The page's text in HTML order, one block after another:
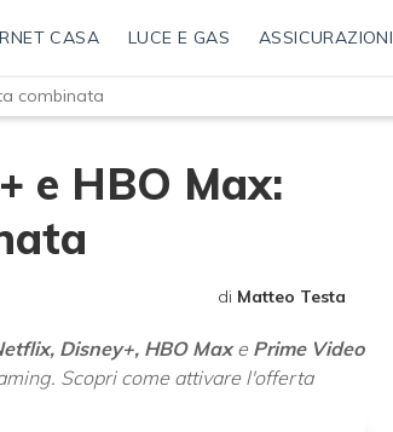
CASA LUCE E GAS ASSICURAZIONI
combinata
e HBO Max:
di Matteo Testa
Disney+, HBO Maxe Prime Video
Scopri come attivare l'offerta